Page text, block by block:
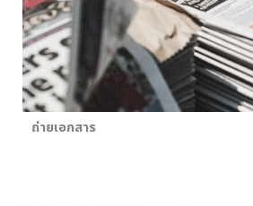
ถ่ายเอกสาร